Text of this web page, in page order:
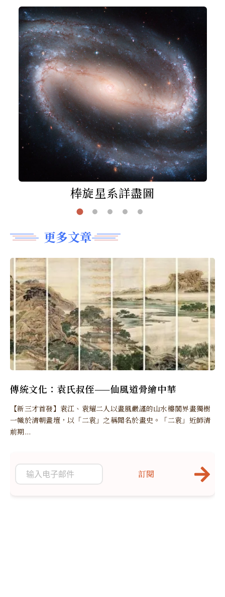
棒旋星系詳盡圖
更多文章
傳統文化：袁氏叔侄——仙風道骨繪中華
【新三才首發】袁江、袁耀二人以畫風嚴謹的山水樓閣界畫獨樹
一幟於清朝畫壇，以「二袁」之稱聞名於畫史。「二袁」近師清
前期...
訂閱